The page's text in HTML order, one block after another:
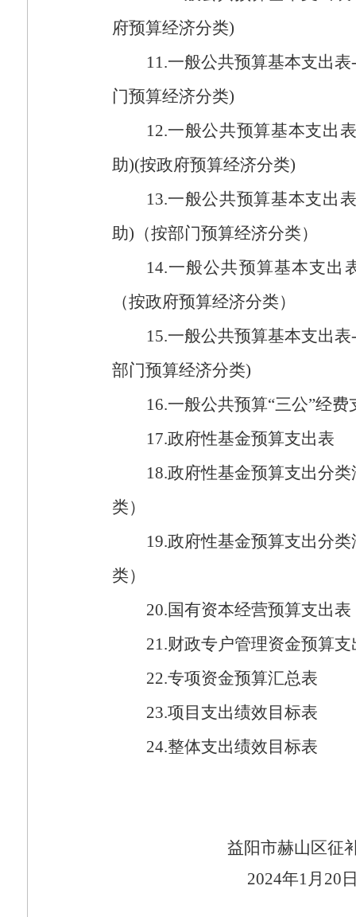
府预算经济分类)
11.一般公共预算基本支出表
门预算经济分类)
12.一般公共预算基本支出
助)(按政府预算经济分类)
13.一般公共预算基本支出
助) （按部门预算经济分类）
14.一般公共预算基本支出
（按政府预算经济分类）
15.一般公共预算基本支出表
部门预算经济分类)
16.一般公共预算“三公”经费
17.政府性基金预算支出表
18.政府性基金预算支出分
类）
19.政府性基金预算支出分
类）
20.国有资本经营预算支出表
21.财政专户管理资金预算支
22.专项资金预算汇总表
23.项目支出绩效目标表
24.整体支出绩效目标表
益阳市赫山区征
2024年1月 20